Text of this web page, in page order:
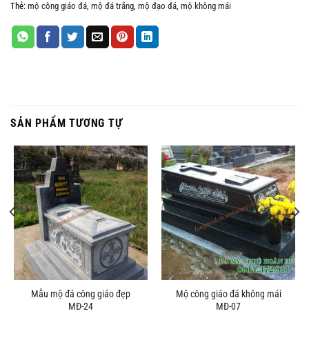
Thẻ: mộ công giáo đá, mộ đá trắng, mộ đạo đá, mộ không mái
SẢN PHẨM TƯƠNG TỰ
Mẫu mộ đá công giáo đẹp
MĐ-24
Mộ công giáo đá không mái
MĐ-07